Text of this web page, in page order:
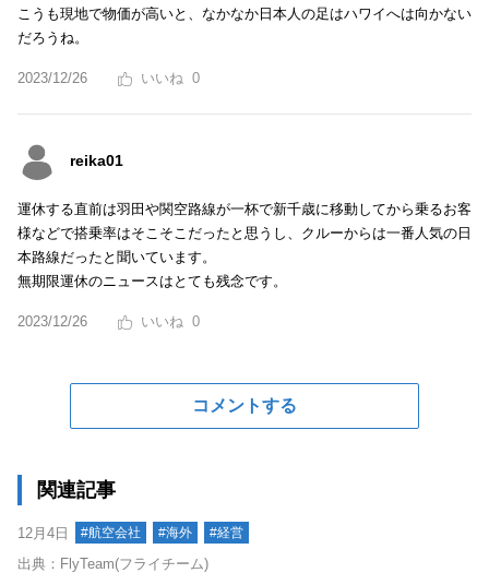
こうも現地で物価が高いと、なかなか日本人の足はハワイへは向かない
だろうね。
2023/12/26 0
reika01
運休する直前は羽田や関空路線が一杯で新千歳に移動してから乗るお客
様などで搭乗率はそこそこだったと思うし、クルーからは一番人気の日
本路線だったと聞いています。
無期限運休のニュースはとても残念です。
2023/12/26 0
コメントする
関連記事
12月4日 #航空会社 #海外 #経営
出典：FlyTeam(フライチーム)